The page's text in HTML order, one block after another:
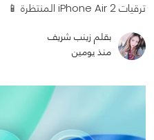
ترقيات iPhone Air 2 المنتظرة 📱
بقلم زينب شريف
منذ يومين